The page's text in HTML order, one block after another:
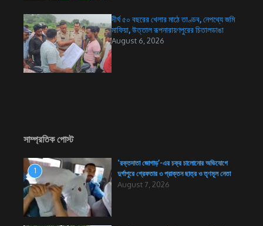
দীর্ঘ ৫০ বছরের খেলার মাঠে তাণ্ডব, নেপথ্যে জমি
মাফিয়া, উত্তাল রূপনারায়ণপুরের চিতালডাঙা
August 6, 2026
সাম্প্রতিক পোস্ট
1
‘রক্তদাতা জোগাড়’-এর চক্র চালোনোর অভিযোগে
দুর্গাপুরে গ্রেফতার ৩ প্রাক্তন ছাত্র ও তৃণমূল নেতা
August 7, 2026